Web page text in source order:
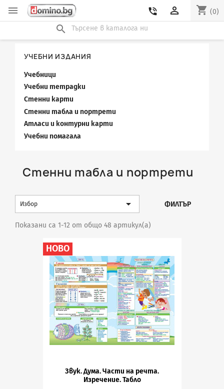
 shopping_cart (0)

phone_in_talk
search
УЧЕБНИ ИЗДАНИЯ
Учебници
Учебни тетрадки
Стенни карти
Стенни табла и портрети
Атласи и контурни карти
Учебни помагала
Стенни табла и портрети
Избор  ФИЛТЪР
Показани са 1-12 от общо 48 артикул(а)
Звук. Дума. Части на речта.
Изречение. Табло
НОВО